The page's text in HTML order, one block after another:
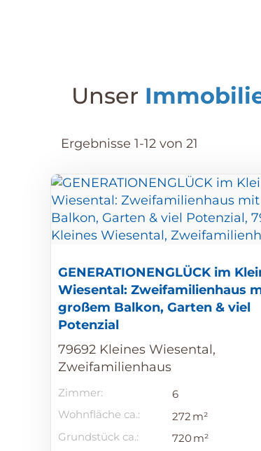
Unser
Ergebnisse 1-12 von 21
GENERATIONENGLÜCK im
Wiesental: Zweifamilienhaus
großem Balkon, Garten & viel
Potenzial
79692 Kleines Wiesental,
Zweifamilienhaus
Zimmer:
6
Wohnfläche ca.:
272 m²
Grund­stück ca.:
720 m²